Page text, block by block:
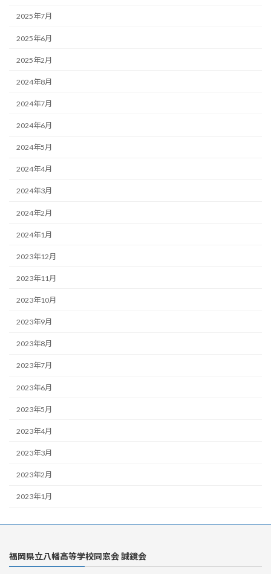
2025年7月
2025年6月
2025年2月
2024年8月
2024年7月
2024年6月
2024年5月
2024年4月
2024年3月
2024年2月
2024年1月
2023年12月
2023年11月
2023年10月
2023年9月
2023年8月
2023年7月
2023年6月
2023年5月
2023年4月
2023年3月
2023年2月
2023年1月
福岡県立八幡高等学校同窓会 誠鏡会